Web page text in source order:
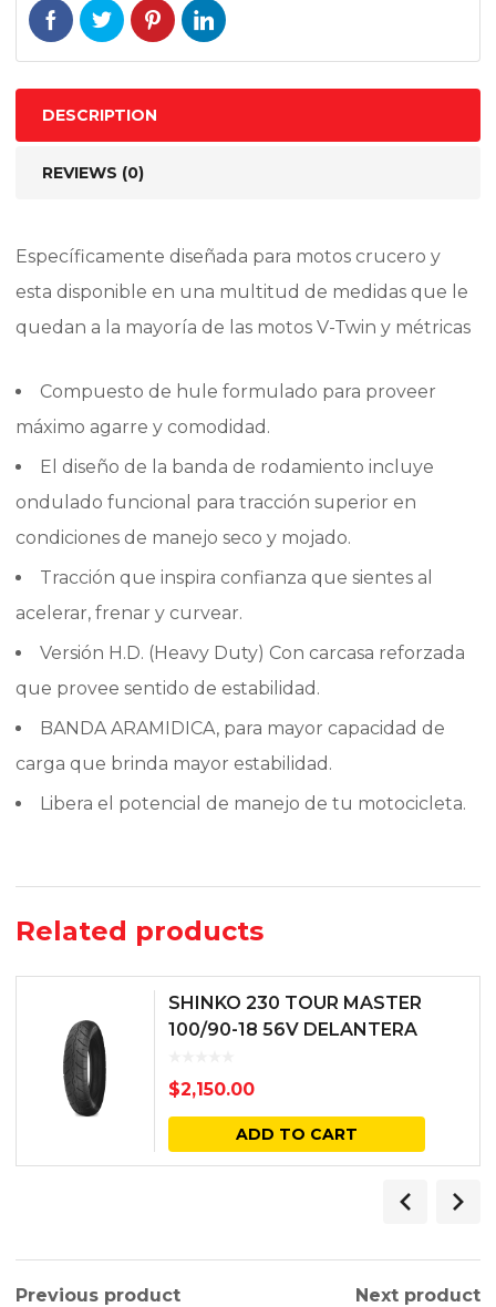
DESCRIPTION
REVIEWS (0)
Específicamente diseñada para motos crucero y
esta disponible en una multitud de medidas que le
quedan a la mayoría de las motos V-Twin y métricas
Compuesto de hule formulado para proveer
máximo agarre y comodidad.
El diseño de la banda de rodamiento incluye
ondulado funcional para tracción superior en
condiciones de manejo seco y mojado.
Tracción que inspira confianza que sientes al
acelerar, frenar y curvear.
Versión H.D. (Heavy Duty) Con carcasa reforzada
que provee sentido de estabilidad.
BANDA ARAMIDICA, para mayor capacidad de
carga que brinda mayor estabilidad.
Libera el potencial de manejo de tu motocicleta.
Related products
SHINKO 230 TOUR MASTER
100/90-18 56V DELANTERA
$2,150.00
ADD TO CART
Previous product Next product